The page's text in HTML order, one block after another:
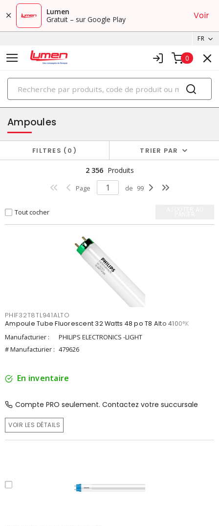
Lumen
Gratuit – sur Google Play
Voir
FR
0
PRODUITS
éclairage
Ampoules
FILTRES 0 TRIER PAR
2 356 Produits
Page de 99
Tout cocher
PHIF32T8TL941ALTO
Ampoule Tube Fluorescent 32 Watts 48 po T8 Alto 4100°K
Manufacturier :
PHILIPS ELECTRONICS -LIGHT
# Manufacturier : 479626
En inventaire
Compte PRO seulement. Contactez votre succursale
VOIR LES DÉTAILS